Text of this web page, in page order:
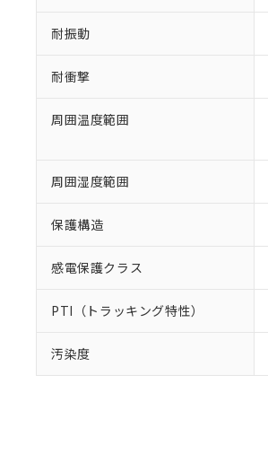
耐振動
耐衝撃
周囲温度範囲
周囲湿度範囲
保護構造
感電保護クラス
PTI（トラッキング特性）
汚染度